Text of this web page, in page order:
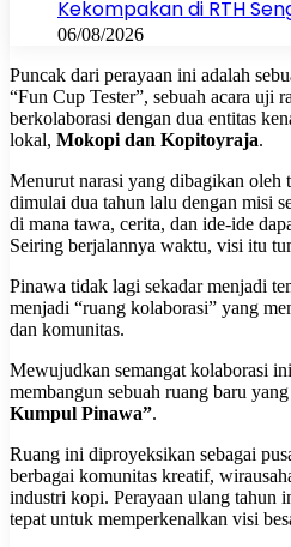
Kekompakan di RTH
06/08/2026
Puncak dari perayaan ini adalah
“Fun Cup Tester”, sebuah acara uji
berkolaborasi dengan dua entitas
lokal, Mokopi dan Kopitoyraja.
Menurut narasi yang dibagikan oleh
dimulai dua tahun lalu dengan misi
di mana tawa, cerita, dan ide-ide
Seiring berjalannya waktu, visi itu
Pinawa tidak lagi sekadar menjadi
menjadi “ruang kolaborasi” yang
dan komunitas.
Mewujudkan semangat kolaborasi
membangun sebuah ruang baru
Kumpul Pinawa”.
Ruang ini diproyeksikan sebagai
berbagai komunitas kreatif,
industri kopi. Perayaan ulang tahun
tepat untuk memperkenalkan visi